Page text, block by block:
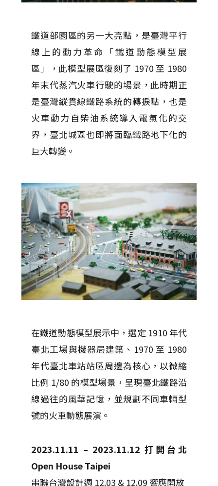
鐵道部園區的另一大亮點，是臺灣平行
線上的動力革命「鐵道動態模型展
區」，此模型展區復刻了 1970 至 1980
年末代蒸汽火車行駛的場景，此時期正
是臺灣縱貫線鐵路系統的轉捩點，也是
火車動力自柴油系統導入電氣化的交
界，臺北城區也即將面臨鐵路地下化的
巨大轉變。
在鐵道動態模型展示中，選定 1910 年代
臺北工場與機器局建築、1970 至 1980
年代臺北車站站區周邊為核心，以微縮
比例 1/80 的模型場景，呈現臺北鐵路沿
線過往的風華記憶，並規劃不同車輛型
號的火車動態展演。
2023.11.11 – 2023.11.12 打開台北
Open House Taipei
串聯台灣設計週 12.03 & 12.09 響應開放